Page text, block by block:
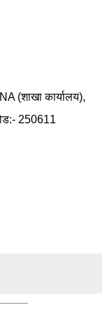
(शाखा कार्यालय),
250611